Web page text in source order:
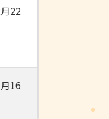
22
16